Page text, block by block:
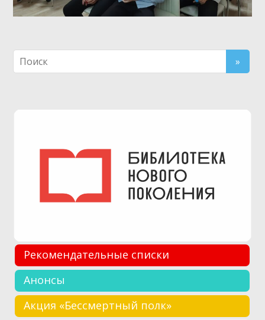
Рекомендательные списки
Анонсы
Акция «Бессмертный полк»